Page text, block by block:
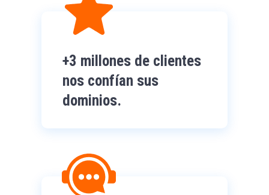
+3 millones de clientes
nos confían sus
dominios.